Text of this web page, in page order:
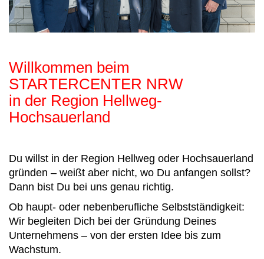
Willkommen beim
STARTERCENTER NRW
in der Region Hellweg-
Hochsauerland
Du willst in der Region Hellweg oder Hochsauerland
gründen – weißt aber nicht, wo Du anfangen sollst?
Dann bist Du bei uns genau richtig.
Ob haupt- oder nebenberufliche Selbstständigkeit:
Wir begleiten Dich bei der Gründung Deines
Unternehmens – von der ersten Idee bis zum
Wachstum.